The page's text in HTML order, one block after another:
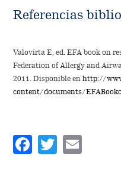
Referencias
Valovirta E, ed. EFA book on
Federation of Allergy and
2011. Disponible enhttp://
content/documents/
Facebook
Twitter